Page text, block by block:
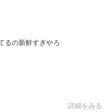
るの新鮮すぎやろ
詳細をみる